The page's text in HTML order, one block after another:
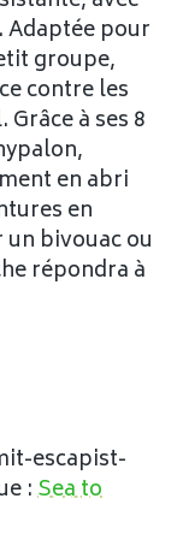
Adaptée pour
groupe,
contre les
à ses 8
en abri
en
bivouac ou
répondra à
escapist-
:Sea to